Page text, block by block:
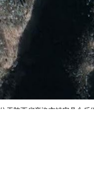
位于陕西省商洛市镇安县永乐